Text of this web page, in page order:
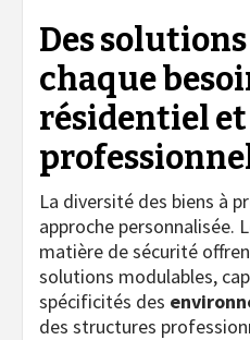
Des
chaque
résidentiel et
La diversité des biens à
approche personnalisée.
matière de sécurité
solutions modulables,
spécificités des
des structures